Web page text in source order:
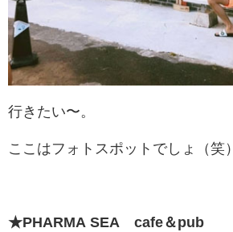
行きたい〜。
ここはフォトスポットでしょ（笑）
★PHARMA SEA cafe＆pub